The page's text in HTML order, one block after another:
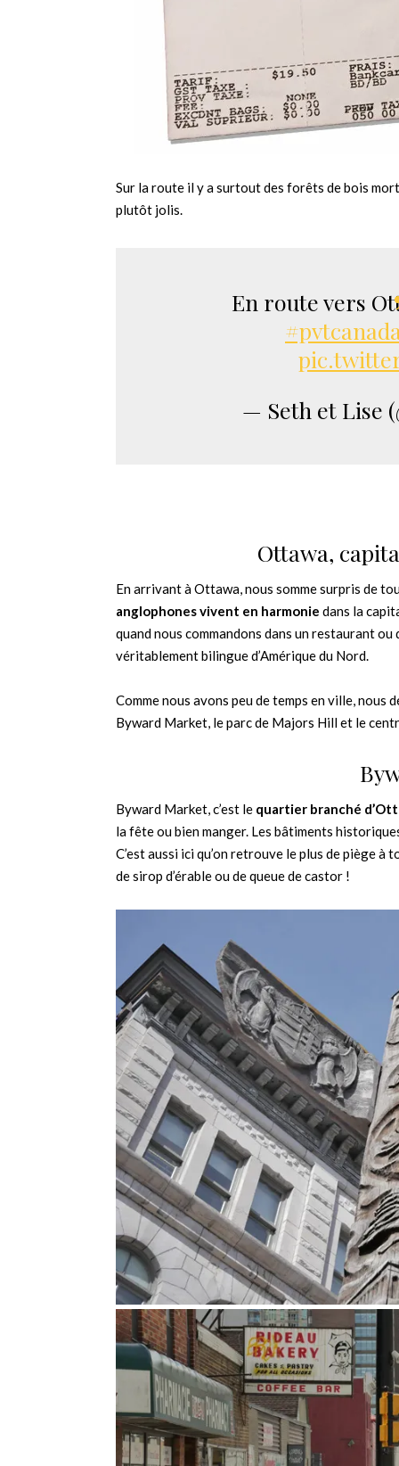
Sur la route il y a surtout des forêts de bois
plutôt jolis.
En route vers
— Seth et Lise
Ottawa,
En arrivant à Ottawa, nous somme surpris de
anglophones vivent en harmonie dans la
quand nous commandons dans un restaurant ou
véritablement bilingue d’Amérique du Nord.
Comme nous avons peu de temps en ville,
Byward Market, le parc de Majors Hill et le
Byward Market, c’est le quartier branché
la fête ou bien manger. Les bâtiments
C’est aussi ici qu’on retrouve le plus de piège
de sirop d’érable ou de queue de castor !